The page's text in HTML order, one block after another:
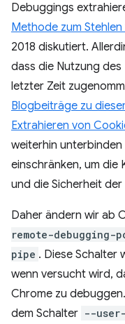
Debuggings
Methode zum
2018 diskutiert.
dass die Nutzung
letzter Zeit
Blogbeiträge zu
Extrahieren von
weiterhin
einschränken, um die
und die Sicherheit
Daher ändern wir ab
remote-debugging-
pipe . Diese Schalter
wenn versucht wird,
Chrome zu
dem Schalter --